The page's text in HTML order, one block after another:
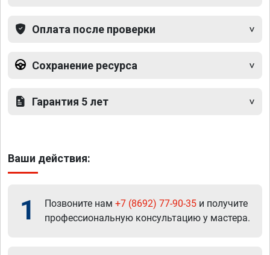
Оплата после проверки
Сохранение ресурса
Гарантия 5 лет
Ваши действия:
1 Позвоните нам +7 (8692) 77-90-35 и получите
профессиональную консультацию у мастера.